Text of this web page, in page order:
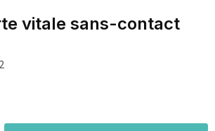
vitale sans-contact